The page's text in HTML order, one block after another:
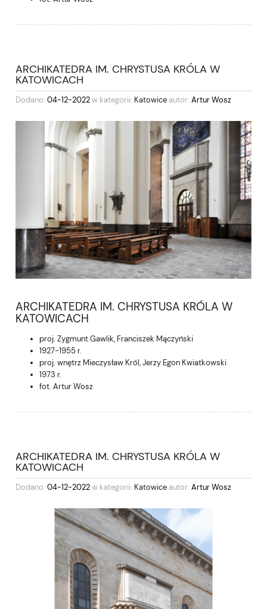
ARCHIKATEDRA IM. CHRYSTUSA KRÓLA W
KATOWICACH
Dodano: 04-12-2022w kategorii: Katowice autor: Artur Wosz
ARCHIKATEDRA IM. CHRYSTUSA KRÓLA W
KATOWICACH
proj. Zygmunt Gawlik, Franciszek Mączyński
1927-1955 r.
proj. wnętrz Mieczysław Król, Jerzy Egon Kwiatkowski
1973 r.
fot. Artur Wosz
ARCHIKATEDRA IM. CHRYSTUSA KRÓLA W
KATOWICACH
Dodano: 04-12-2022w kategorii: Katowice autor: Artur Wosz